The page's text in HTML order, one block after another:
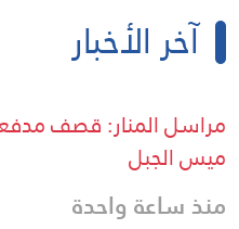
آخر الأخبار
مراسل المنار: قصف
ميس الجبل
منذ ساعة واحدة